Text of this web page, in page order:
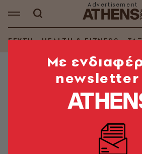
ΓΕΥΣΗ HEALTH & FITNESS
LIFE IN ATHENS
Urban Lines:
Στο χωριό μου το λένε cringe, μια
translate αρνείται να αποδώσει
συνοφρυωμένης ξινίλας που
Mε
newsletter